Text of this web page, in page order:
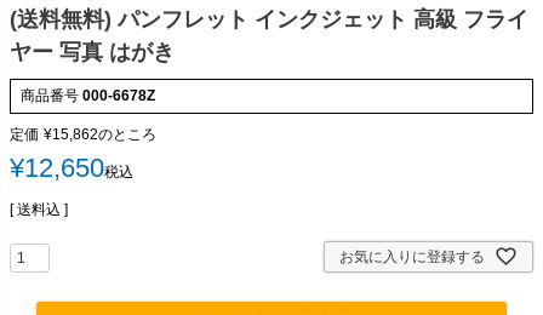
(送料無料) パンフレット インクジェット 高級 フライ
ヤー 写真 はがき
商品番号 000-6678Z
定価 ¥15,862のところ
¥12,650税込
送料込
お気に入りに登録する